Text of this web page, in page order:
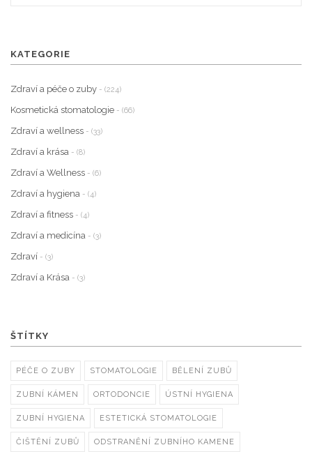
KATEGORIE
Zdraví a péče o zuby - (224)
Kosmetická stomatologie - (66)
Zdraví a wellness - (33)
Zdraví a krása - (8)
Zdraví a Wellness - (6)
Zdraví a hygiena - (4)
Zdraví a fitness - (4)
Zdraví a medicína - (3)
Zdraví - (3)
Zdraví a Krása - (3)
ŠTÍTKY
PÉČE O ZUBY STOMATOLOGIE BĚLENÍ ZUBŮ
ZUBNÍ KÁMEN ORTODONCIE ÚSTNÍ HYGIENA
ZUBNÍ HYGIENA ESTETICKÁ STOMATOLOGIE
ČIŠTĚNÍ ZUBŮ ODSTRANĚNÍ ZUBNÍHO KAMENE